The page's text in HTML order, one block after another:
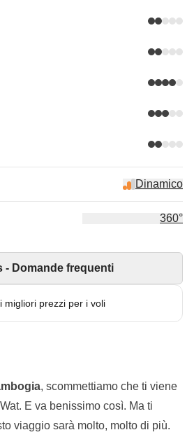
Dinamico
360°
migliori prezzi per i voli
- Domande frequenti
, scommettiamo che ti viene
E va benissimo così. Ma ti
viaggio sarà molto, molto di più.